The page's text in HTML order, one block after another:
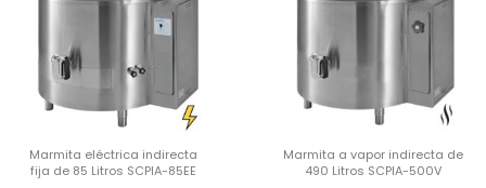
Marmita eléctrica indirecta
fija de 85 Litros SCPIA-85EE
Marmita a vapor indirecta de
490 Litros SCPIA-500V